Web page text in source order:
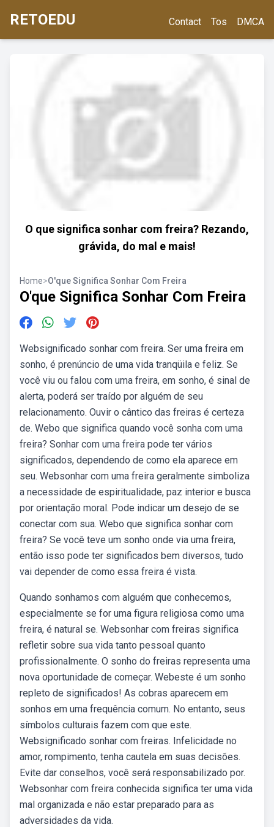
RETOEDU Contact Tos DMCA
O que significa sonhar com freira? Rezando,
grávida, do mal e mais!
Home>O'que Significa Sonhar Com Freira
O'que Significa Sonhar Com Freira
Websignificado sonhar com freira. Ser uma freira em
sonho, é prenúncio de uma vida tranqüila e feliz. Se
você viu ou falou com uma freira, em sonho, é sinal de
alerta, poderá ser traído por alguém de seu
relacionamento. Ouvir o cântico das freiras é certeza
de. Webo que significa quando você sonha com uma
freira? Sonhar com uma freira pode ter vários
significados, dependendo de como ela aparece em
seu. Websonhar com uma freira geralmente simboliza
a necessidade de espiritualidade, paz interior e busca
por orientação moral. Pode indicar um desejo de se
conectar com sua. Webo que significa sonhar com
freira? Se você teve um sonho onde via uma freira,
então isso pode ter significados bem diversos, tudo
vai depender de como essa freira é vista.
Quando sonhamos com alguém que conhecemos,
especialmente se for uma figura religiosa como uma
freira, é natural se. Websonhar com freiras significa
refletir sobre sua vida tanto pessoal quanto
profissionalmente. O sonho do freiras representa uma
nova oportunidade de começar. Webeste é um sonho
repleto de significados! As cobras aparecem em
sonhos em uma frequência comum. No entanto, seus
símbolos culturais fazem com que este.
Websignificado sonhar com freiras. Infelicidade no
amor, rompimento, tenha cautela em suas decisões.
Evite dar conselhos, você será responsabilizado por.
Websonhar com freira conhecida significa ter uma vida
mal organizada e não estar preparado para as
adversidades da vida.